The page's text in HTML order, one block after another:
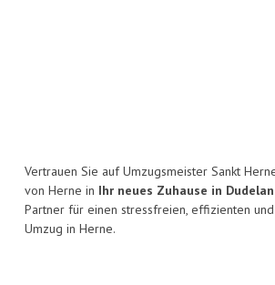
Vertrauen Sie auf Umzugsmeister Sankt
von Herne in Ihr neues Zuhause in
Partner für einen stressfreien, effizienten
Umzug in Herne.